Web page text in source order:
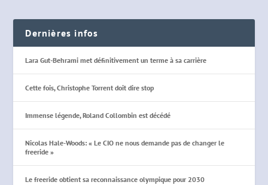
Dernières infos
Lara Gut-Behrami met définitivement un terme à sa carrière
Cette fois, Christophe Torrent doit dire stop
Immense légende, Roland Collombin est décédé
Nicolas Hale-Woods: « Le CIO ne nous demande pas de changer le
freeride »
Le freeride obtient sa reconnaissance olympique pour 2030